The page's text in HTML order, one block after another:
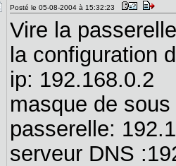
Posté le 05-08-2004 à 15:32:23
Vire la
la configuration
ip: 192.168.0.2
masque de
passerelle:
serveur DNS